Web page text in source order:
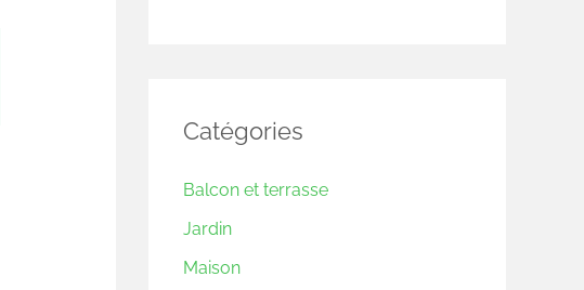
Catégories
Balcon et terrasse
Jardin
Maison